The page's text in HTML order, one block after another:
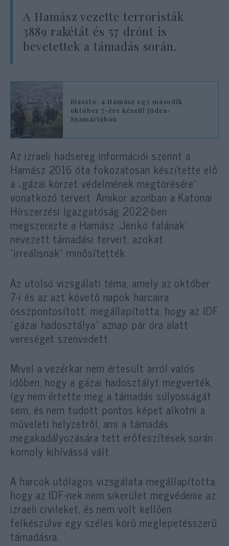
A Hamász vezette terroristák
3889 rakétát és 57 drónt is
bevetettek a támadás során.
Riasztó: a Hamász egy második
október 7-ére készül Júdea-
Szamáriában
Az izraeli hadsereg információi szerint a
Hamász 2016 óta fokozatosan készítette elő
a „gázai körzet védelmének megtörésére”
vonatkozó terveit. Amikor azonban a Katonai
Hírszerzési Igazgatóság 2022-ben
megszerezte a Hamász „Jerikó falának”
nevezett támadási terveit, azokat
“irreálisnak” minősítették.
Az utolsó vizsgálati téma, amely az október
7-i és az azt követő napok harcaira
összpontosított, megállapította, hogy az IDF
“gázai hadosztálya” aznap pár óra alatt
vereséget szenvedett.
Mivel a vezérkar nem értesült arról valós
időben, hogy a gázai hadosztályt megverték,
így nem értette meg a támadás súlyosságát
sem, és nem tudott pontos képet alkotni a
műveleti helyzetről, ami a támadás
megakadályozására tett erőfeszítések során
komoly kihívássá vált.
A harcok utólagos vizsgálata megállapította,
hogy az IDF-nek nem sikerület megvédenie az
izraeli civileket, és nem volt kellően
felkészülve egy széles körű meglepetésszerű
támadásra.